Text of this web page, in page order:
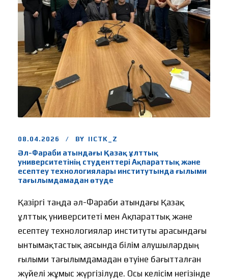
08.04.2026 BY IICTK_Z
Әл-Фараби атындағы Қазақ ұлттық
университетінің студенттері Ақпараттық және
есептеу технологиялары институтында ғылыми
тағылымдамадан өтуде
Қазіргі таңда әл-Фараби атындағы Қазақ
ұлттық университеті мен Ақпараттық және
есептеу технологиялар институты арасындағы
ынтымақтастық аясында білім алушылардың
ғылыми тағылымдамадан өтуіне бағытталған
жүйелі жұмыс жүргізілуде. Осы келісім негізінде